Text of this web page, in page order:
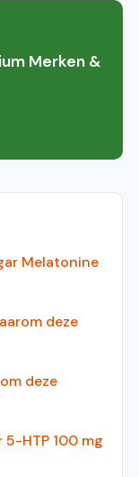
Merken &
Melatonine
deze
deze
HTP 100 mg